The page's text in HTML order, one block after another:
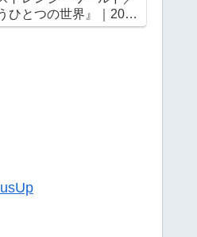
ひとつの世界』｜2022
月23日（水・祝）公開